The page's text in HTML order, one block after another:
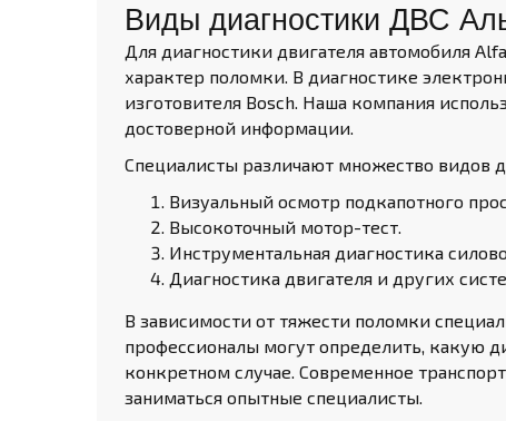
Виды диагностики ДВС
Для диагностики двигателя автомобиля
характер поломки. В диагностике
изготовителя Bosch. Наша компания
достоверной информации.
Специалисты различают множество видов
Визуальный осмотр подкапотного
Высокоточный мотор-тест.
Инструментальная диагностика
Диагностика двигателя и других
В зависимости от тяжести поломки
профессионалы могут определить, какую
конкретном случае. Современное
заниматься опытные специалисты.